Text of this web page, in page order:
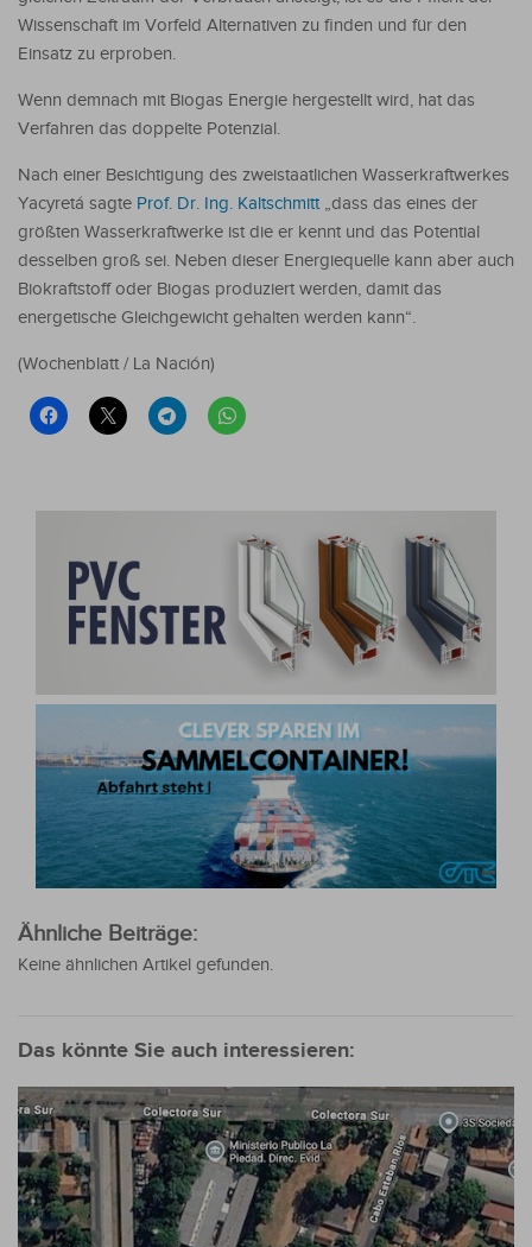
Wissenschaft im Vorfeld Alternativen zu finden und für den
Einsatz zu erproben.
Wenn demnach mit Biogas Energie hergestellt wird, hat das
Verfahren das doppelte Potenzial.
Nach einer Besichtigung des zweistaatlichen Wasserkraftwerkes
Yacyretá sagte Prof. Dr. Ing. Kaltschmitt„dass das eines der
größten Wasserkraftwerke ist die er kennt und das Potential
desselben groß sei. Neben dieser Energiequelle kann aber auch
Biokraftstoff oder Biogas produziert werden, damit das
energetische Gleichgewicht gehalten werden kann“.
(Wochenblatt / La Nación)
Ähnliche Beiträge:
Keine ähnlichen Artikel gefunden.
Das könnte Sie auch interessieren: